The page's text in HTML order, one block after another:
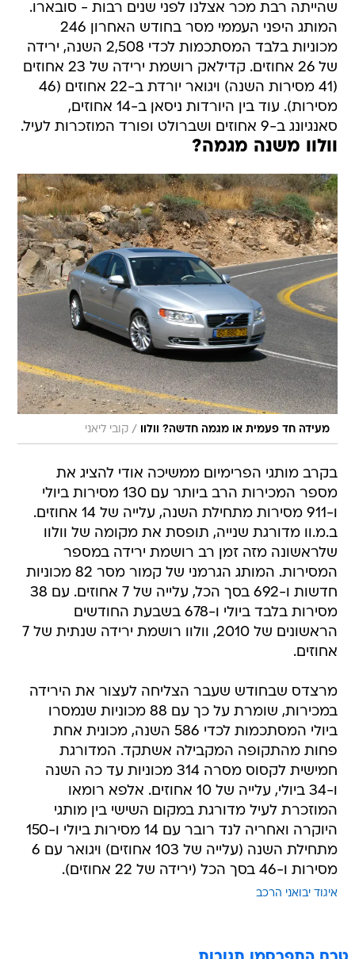
שהייתה רבת מכר אצלנו לפני שנים רבות - סובארו.
המותג היפני העממי מסר בחודש האחרון 246
מכוניות בלבד המסתכמות לכדי 2,508 השנה, ירידה
של 26 אחוזים. קדילאק רושמת ירידה של 23 אחוזים
(41 מסירות השנה) ויגואר יורדת ב-22 אחוזים (46
מסירות). עוד בין היורדות ניסאן ב-14 אחוזים,
סאנגיונג ב-9 אחוזים ושברולט ופורד המוזכרות לעיל.
וולוו משנה מגמה?
מעידה חד פעמית או מגמה חדשה? וולוו / קובי ליאני
בקרב מותגי הפרימיום ממשיכה אודי להציג את
מספר המכירות הרב ביותר עם 130 מסירות ביולי
ו-911 מסירות מתחילת השנה, עלייה של 14 אחוזים.
ב.מ.וו מדורגת שנייה, תופסת את מקומה של וולוו
שלראשונה מזה זמן רב רושמת ירידה במספר
המסירות. המותג הגרמני של קמור מסר 82 מכוניות
חדשות ו-692 בסך הכל, עלייה של 7 אחוזים. עם 38
מסירות בלבד ביולי ו-678 בשבעת החודשים
הראשונים של 2010, וולוו רושמת ירידה שנתית של 7
אחוזים.
מרצדס שבחודש שעבר הצליחה לעצור את הירידה
במכירות, שומרת על כך עם 88 מכוניות שנמסרו
ביולי המסתכמות לכדי 586 השנה, מכונית אחת
פחות מהתקופה המקבילה אשתקד. המדורגת
חמישית לקסוס מסרה 314 מכוניות עד כה השנה
ו-34 ביולי, עלייה של 10 אחוזים. אלפא רומאו
המוזכרת לעיל מדורגת במקום השישי בין מותגי
היוקרה ואחריה לנד רובר עם 14 מסירות ביולי ו-150
מתחילת השנה (עלייה של 103 אחוזים) ויגואר עם 6
מסירות ו-46 בסך הכל (ירידה של 22 אחוזים).
איגוד יבואני הרכב